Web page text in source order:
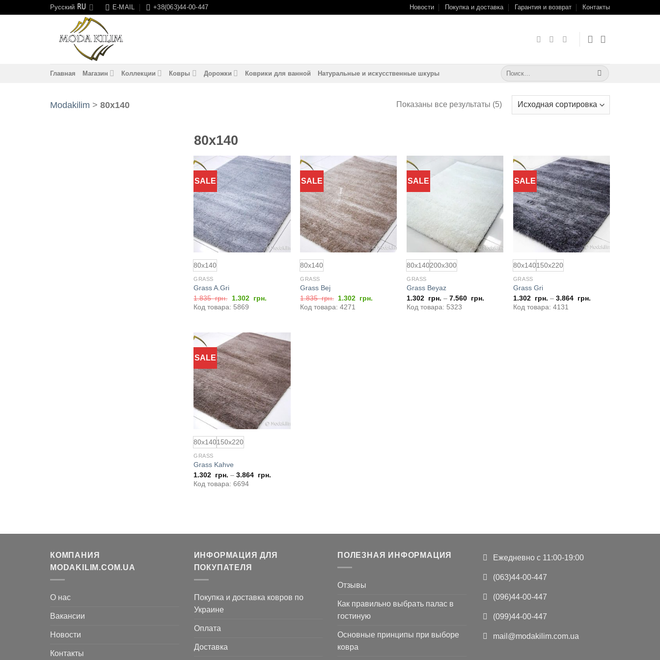
Русский E-MAIL +38(063)44-00-447 Новости Покупка и доставка Гарантия и возврат Контакты
Главная Магазин Коллекции Ковры Дорожки Коврики для ванной Натуральные и искусственные шкуры
Искать:
Modakilim > 80x140 Показаны все результаты (5)
80x140
SALE
80x140
GRASS
Grass A.Gri
1.835грн.
Первоначальная
цена
составляла
1.302 грн.
Код товара: 5869
SALE
80x140
GRASS
Grass Bej
1.835грн. Первоначальная
цена
составляла
1.302 грн.
Код товара: 4271
SALE
80x140200x300
GRASS
Grass Beyaz
1.302 грн. –7.560 грн.
Код товара: 5323
SALE
80x140150x220
GRASS
Grass Gri
1.302 грн. – 3.864 грн.
Код товара: 4131
SALE
80x140150x220
GRASS
Grass Kahve
1.302 грн. –3.864 грн.
Код товара: 6694
КОМПАНИЯ
MODAKILIM.COM.UA
О нас
Вакансии
Новости
Контакты
ИНФОРМАЦИЯ ДЛЯ
ПОКУПАТЕЛЯ
Покупка и доставка ковров по
Украине
Оплата
Доставка
ПОЛЕЗНАЯ ИНФОРМАЦИЯ
Отзывы
Как правильно выбрать палас в
гостиную
Основные принципы при выборе
ковра
Ежедневно с 11:00-19:00
(063)44-00-447
(096)44-00-447
(099)44-00-447
mail@modakilim.com.ua